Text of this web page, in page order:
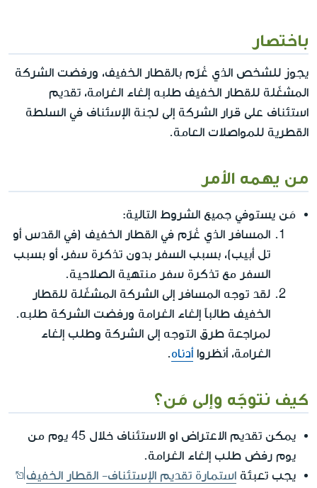
باختصار
يجوز للشخص الذي غُرّم بالقطار الخفيف، ورفضت الشركة
المشغّلة للقطار الخفيف طلبه إلغاء الغرامة، تقديم
استئناف على قرار الشركة إلى لجنة الإسئناف في السلطة
القطرية للمواصلات العامة.
من يهمه الأمر
مَن يستوفي جميع الشروط التالية:
المسافر الذي غُرّم في القطار الخفيف (في القدس أو
تل أبيب)، بسبب السفر بدون تذكرة سفر، أو بسبب
السفر مع تذكرة سفر منتهية الصلاحية.
لقد توجه المسافر إلى الشركة المشغّلة للقطار
الخفيف طالباً إلغاء الغرامة ورفضت الشركة طلبه.
لمراجعة طرق التوجه إلى الشركة وطلب إلغاء
الغرامة، أنظرواأدناه.
كيف نتوجّه وإلى مَن؟
يمكن تقديم الاعتراض او الاستئناف خلال 45 يوم من
يوم رفض طلب إلغاء الغرامة.
يجب تعبئة استمارة تقديم الإستئناف- القطار الخفيف